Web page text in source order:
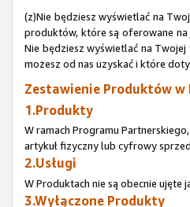
(z)Nie będziesz wyświetlać na
produktów, które są oferowane
Nie będziesz wyświetlać na
możesz od nas uzyskać i które
Zestawienie Produktów
1.Produkty
W ramach Programu
artykuł fizyczny lub cyfrowy
2.Usługi
W Produktach nie są obecnie ujęte
3.Wyłączone Produkty